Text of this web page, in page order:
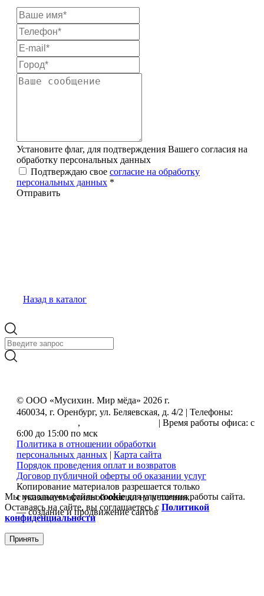
Установите флаг, для подтверждения Вашего согласия на
обработку персональных данных
Подтверждаю свое согласие на обработку
персональных данных *
Отправить
Назад в каталог
© ООО «Мусихин. Мир мёда» 2026 г.
460034, г. Оренбург, ул. Беляевская, д. 4/2 | Телефоны:
,
| Время работы офиса: с
6:00 до 15:00 по мск
Политика в отношении обработки
персональных данных | Карта сайта
Порядок проведения оплат и возвратов
Договор публичной оферты об оказании услуг
Копирование материалов разрешается только
с указанием активной ссылки на источник.
— создание и продвижение сайтов
Мы используем файлыcookieдля улучшения работы сайта.
Оставаясь на сайте, вы соглашаетесь с Политикой
конфиденциальности
Принять